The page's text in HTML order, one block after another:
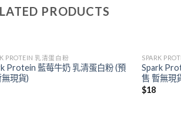
PRODUCTS
PROTEIN 乳清蛋白粉
Protein 藍莓牛奶 乳清蛋白粉 (預
現貨)
SPARK
Spark
售 暫無現
$18